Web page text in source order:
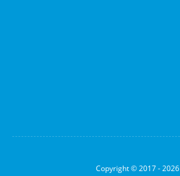
Copyright © 2017 - 2026